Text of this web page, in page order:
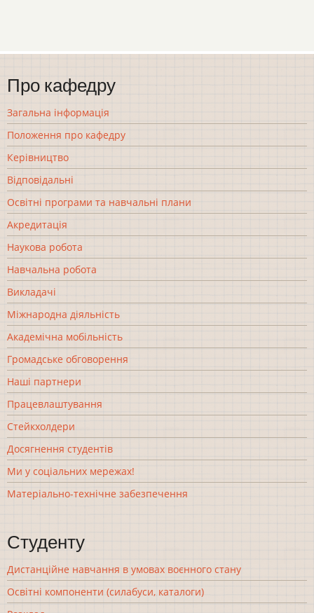
Про кафедру
Загальна інформація
Положення про кафедру
Керівництво
Відповідальні
Освітні програми та навчальні плани
Акредитація
Наукова робота
Навчальна робота
Викладачі
Міжнародна діяльність
Академічна мобільність
Громадське обговорення
Наші партнери
Працевлаштування
Стейкхолдери
Досягнення студентів
Ми у соціальних мережах!
Матеріально-технічне забезпечення
Студенту
Дистанційне навчання в умовах воєнного стану
Освітні компоненти (силабуси, каталоги)